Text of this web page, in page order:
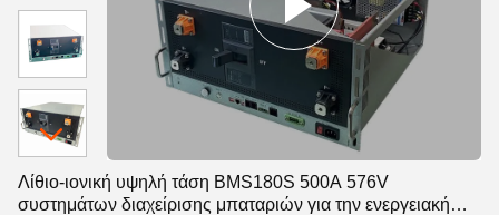
Λίθιο-ιονική υψηλή τάση BMS180S 500A 576V
συστημάτων διαχείρισης μπαταριών για την ενεργειακή